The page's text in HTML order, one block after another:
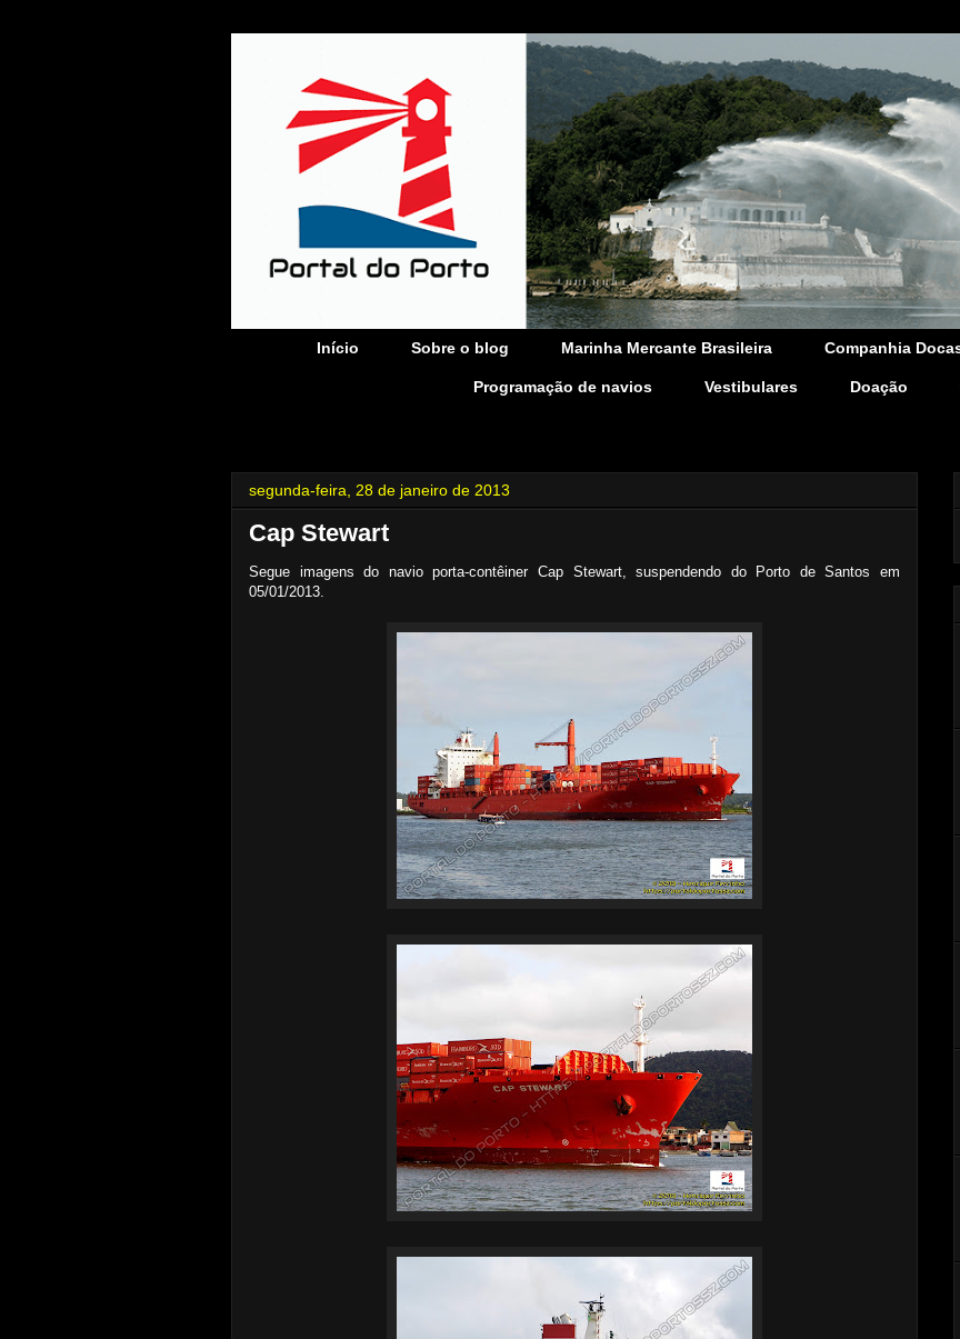
Início Sobre o blog Marinha Mercante Brasileira Companhia
Programação de navios Vestibulares Doação
segunda-feira, 28 de janeiro de 2013
Cap Stewart
Segue imagens do navio porta-contêiner Cap Stewart, suspendendo do Porto de Santos em
05/01/2013.